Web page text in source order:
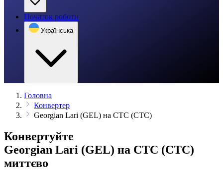
Початок роботи
Українська
Головна
Конвертер
Georgian Lari (GEL) на CTC (CTC)
Конвертуйте
Georgian Lari (GEL) на CTC (CTC)
миттєво